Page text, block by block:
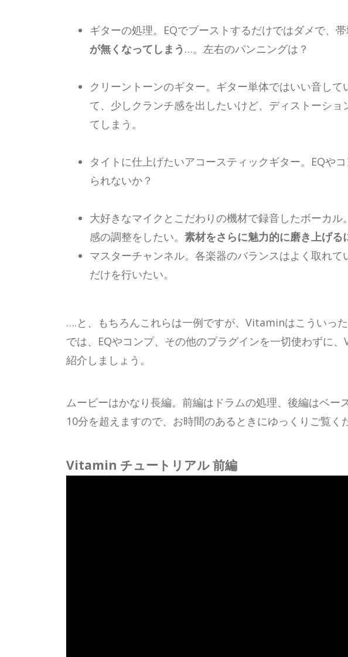
ギターの処理。EQでブーストするだけではダメで、
が無くなってしまう …。左右のパンニングは？
クリーントーンのギター。ギター単体ではいい音し
て、少しクランチ感を出したいけど、ディストーシ
てしまう。
タイトに仕上げたいアコースティックギター。EQやコ
られないか？
大好きなマイクとこだわりの機材で録音したボーカ
感の調整をしたい。 素材をさらに魅力的に磨き上げる
マスターチャンネル。各楽器のバランスはよく取れ
だけを行いたい。
….と、もちろんこれらは一例ですが、Vitaminはこういっ
では、EQやコンプ、その他のプラグインを一切使わずに
紹介しましょう。
ムービーはかなり長編。前編はドラムの処理、後編はベ
10分を超えますので、お時間のあるときにゆっくりご覧く
Vitamin チュートリアル 前編